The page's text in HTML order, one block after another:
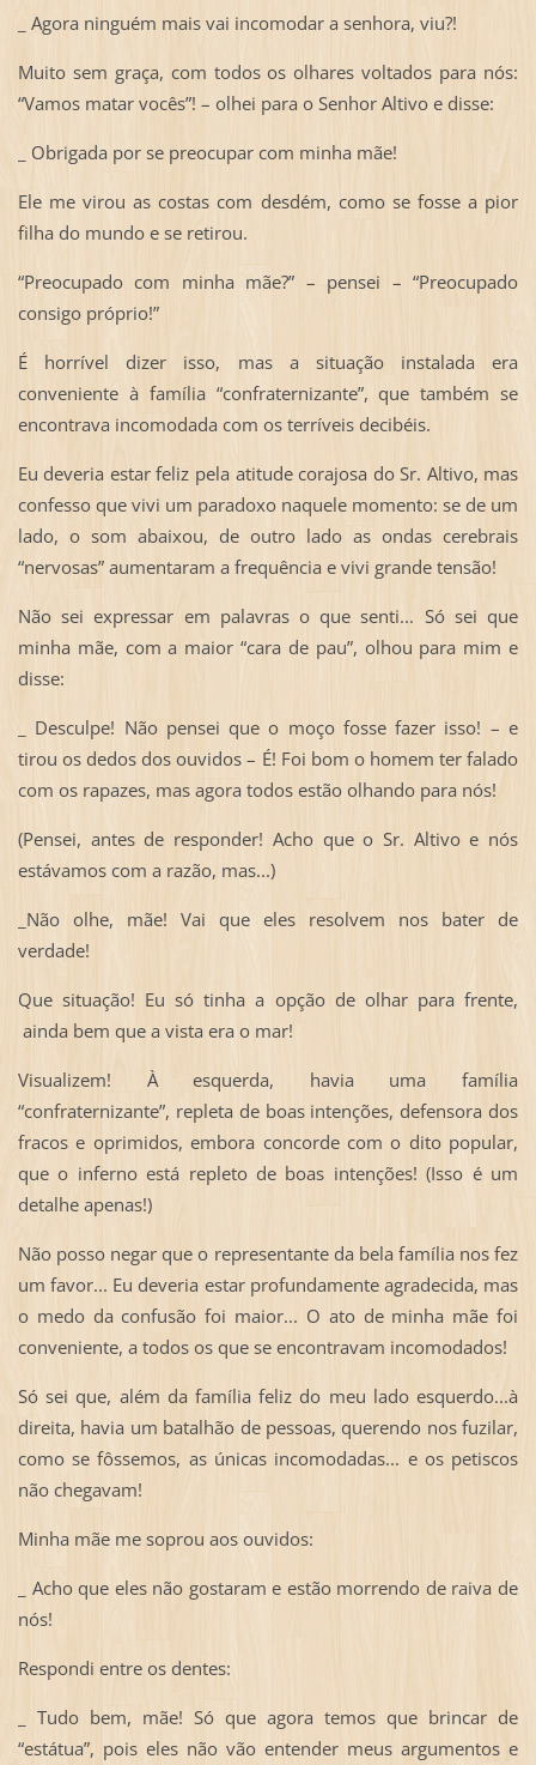
_ Agora ninguém mais vai incomodar a senhora, viu?!
Muito sem graça, com todos os olhares voltados para nós:
“Vamos matar vocês”! – olhei para o Senhor Altivo e disse:
_ Obrigada por se preocupar com minha mãe!
Ele me virou as costas com desdém, como se fosse a pior
filha do mundo e se retirou.
“Preocupado com minha mãe?” – pensei – “Preocupado
consigo próprio!”
É horrível dizer isso, mas a situação instalada era
conveniente à família “confraternizante”, que também se
encontrava incomodada com os terríveis decibéis.
Eu deveria estar feliz pela atitude corajosa do Sr. Altivo, mas
confesso que vivi um paradoxo naquele momento: se de um
lado, o som abaixou, de outro lado as ondas cerebrais
“nervosas” aumentaram a frequência e vivi grande tensão!
Não sei expressar em palavras o que senti... Só sei que
minha mãe, com a maior “cara de pau”, olhou para mim e
disse:
_ Desculpe! Não pensei que o moço fosse fazer isso! – e
tirou os dedos dos ouvidos – É! Foi bom o homem ter falado
com os rapazes, mas agora todos estão olhando para nós!
(Pensei, antes de responder! Acho que o Sr. Altivo e nós
estávamos com a razão, mas...)
_Não olhe, mãe! Vai que eles resolvem nos bater de
verdade!
Que situação! Eu só tinha a opção de olhar para frente,
ainda bem que a vista era o mar!
Visualizem! À esquerda, havia uma família
“confraternizante”, repleta de boas intenções, defensora dos
fracos e oprimidos, embora concorde com o dito popular,
que o inferno está repleto de boas intenções! (Isso é um
detalhe apenas!)
Não posso negar que o representante da bela família nos fez
um favor... Eu deveria estar profundamente agradecida, mas
o medo da confusão foi maior... O ato de minha mãe foi
conveniente, a todos os que se encontravam incomodados!
Só sei que, além da família feliz do meu lado esquerdo...à
direita, havia um batalhão de pessoas, querendo nos fuzilar,
como se fôssemos, as únicas incomodadas... e os petiscos
não chegavam!
Minha mãe me soprou aos ouvidos:
_ Acho que eles não gostaram e estão morrendo de raiva de
nós!
Respondi entre os dentes:
_ Tudo bem, mãe! Só que agora temos que brincar de
“estátua”, pois eles não vão entender meus argumentos e